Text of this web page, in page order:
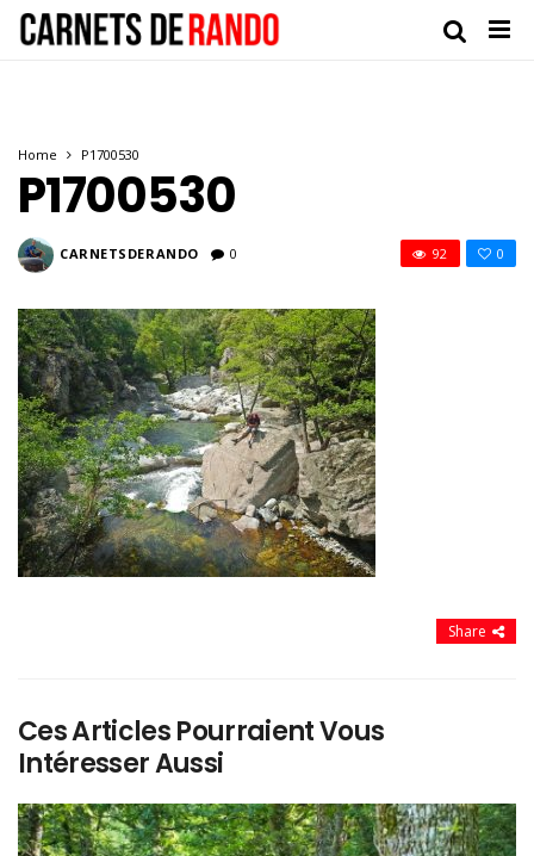
Home P1700530
P1700530
CARNETSDERANDO 0 0
92
Share
Ces Articles Pourraient Vous
Intéresser Aussi